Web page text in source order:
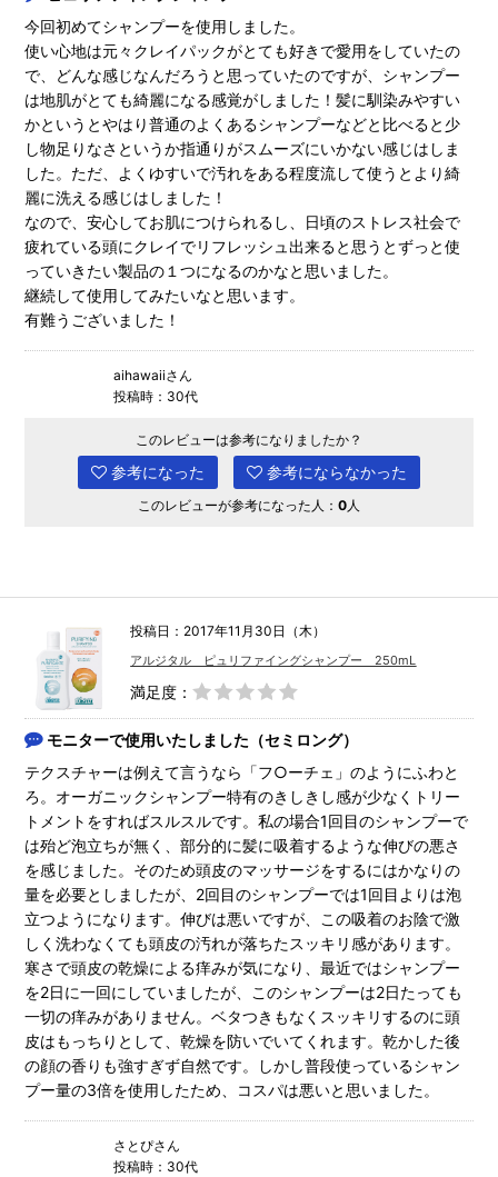
今回初めてシャンプーを使用しました。
使い心地は元々クレイパックがとても好きで愛用をしていたの
で、どんな感じなんだろうと思っていたのですが、シャンプー
は地肌がとても綺麗になる感覚がしました！髪に馴染みやすい
かというとやはり普通のよくあるシャンプーなどと比べると少
し物足りなさというか指通りがスムーズにいかない感じはしま
した。ただ、よくゆすいで汚れをある程度流して使うとより綺
麗に洗える感じはしました！
なので、安心してお肌につけられるし、日頃のストレス社会で
疲れている頭にクレイでリフレッシュ出来ると思うとずっと使
っていきたい製品の１つになるのかなと思いました。
継続して使用してみたいなと思います。
有難うございました！
aihawaiiさん
投稿時：30代
このレビューは参考になりましたか？
参考になった 参考にならなかった
このレビューが参考になった人： 0人
投稿日：2017年11月30日（木）
アルジタル ピュリファイングシャンプー 250mL
満足度：
モニターで使用いたしました（セミロング）
テクスチャーは例えて言うなら「フ○ーチェ」のようにふわと
ろ。オーガニックシャンプー特有のきしきし感が少なくトリー
トメントをすればスルスルです。私の場合1回目のシャンプーで
は殆ど泡立ちが無く、部分的に髪に吸着するような伸びの悪さ
を感じました。そのため頭皮のマッサージをするにはかなりの
量を必要としましたが、2回目のシャンプーでは1回目よりは泡
立つようになります。伸びは悪いですが、この吸着のお陰で激
しく洗わなくても頭皮の汚れが落ちたスッキリ感があります。
寒さで頭皮の乾燥による痒みが気になり、最近ではシャンプー
を2日に一回にしていましたが、このシャンプーは2日たっても
一切の痒みがありません。ベタつきもなくスッキリするのに頭
皮はもっちりとして、乾燥を防いでいてくれます。乾かした後
の顔の香りも強すぎず自然です。しかし普段使っているシャン
プー量の3倍を使用したため、コスパは悪いと思いました。
さとぴさん
投稿時：30代